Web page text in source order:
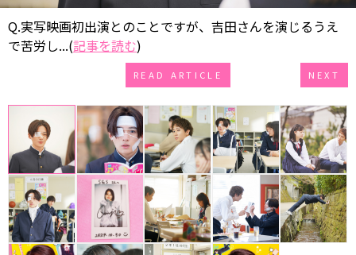
Q.実写映画初出演とのことですが、吉田さんを演じるうえ
で苦労し...(記事を読む)
READ ARTICLE NEXT